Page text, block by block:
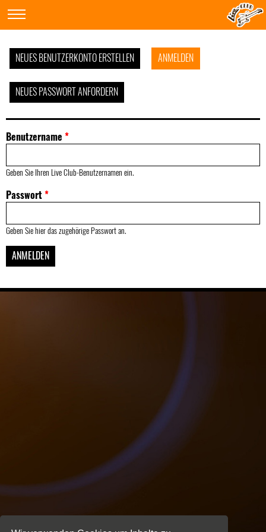
NEUES BENUTZERKONTO ERSTELLEN ANMELDEN
NEUES PASSWORT ANFORDERN
Benutzername *
Geben Sie Ihren Live Club-Benutzernamen ein.
Passwort*
Geben Sie hier das zugehörige Passwort an.